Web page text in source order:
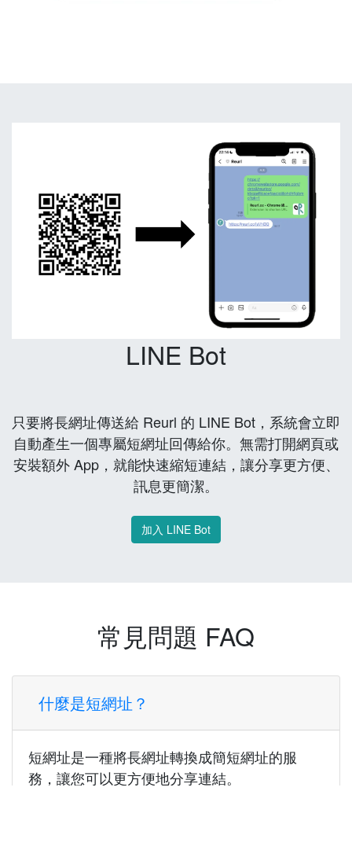
LINE Bot
只要將長網址傳送給 Reurl 的 LINE Bot，系統會立即
自動產生一個專屬短網址回傳給你。無需打開網頁或
安裝額外 App，就能快速縮短連結，讓分享更方便、
訊息更簡潔。
加入 LINE Bot
常見問題 FAQ
什麼是短網址？
短網址是一種將長網址轉換成簡短網址的服
務，讓您可以更方便地分享連結。